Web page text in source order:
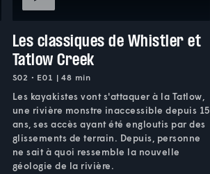
Les classiques de Whistler et
Tatlow Creek
S02 • E01 | 48 min
Les kayakistes vont s'attaquer à la Tatlow,
une rivière monstre inaccessible depuis 15
ans, ses accès ayant été engloutis par des
glissements de terrain. Depuis, personne
ne sait à quoi ressemble la nouvelle
géologie de la rivière.